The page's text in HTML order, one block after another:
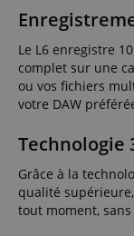
Le L6 enregistre
complet sur une
ou vos fichiers
votre DAW
Technologie
Grâce à la
qualité
tout moment,